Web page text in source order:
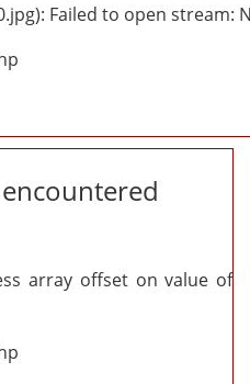
Failed to open stream:
array offset on value of